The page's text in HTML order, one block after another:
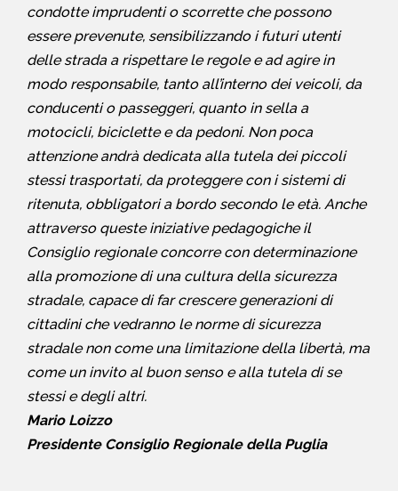
condotte imprudenti o scorrette che possono
essere prevenute, sensibilizzando i futuri utenti
delle strada a rispettare le regole e ad agire in
modo responsabile, tanto all’interno dei veicoli, da
conducenti o passeggeri, quanto in sella a
motocicli, biciclette e da pedoni. Non poca
attenzione andrà dedicata alla tutela dei piccoli
stessi trasportati, da proteggere con i sistemi di
ritenuta, obbligatori a bordo secondo le età. Anche
attraverso queste iniziative pedagogiche il
Consiglio regionale concorre con determinazione
alla promozione di una cultura della sicurezza
stradale, capace di far crescere generazioni di
cittadini che vedranno le norme di sicurezza
stradale non come una limitazione della libertà, ma
come un invito al buon senso e alla tutela di se
stessi e degli altri.
Mario Loizzo
Presidente Consiglio Regionale della Puglia